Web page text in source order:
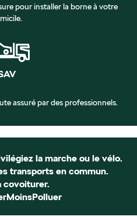
pour installer la borne à votre
assuré par des professionnels.
la marche ou le vélo.
transports en commun.
covoiturer.